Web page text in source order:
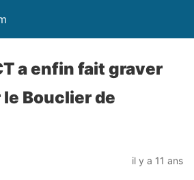
a enfin fait graver
Bouclier de
il y a 11 ans